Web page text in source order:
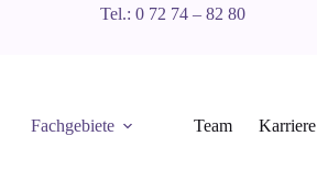
Tel.: 0 72 74 – 82 80
Fachgebiete Team Karriere